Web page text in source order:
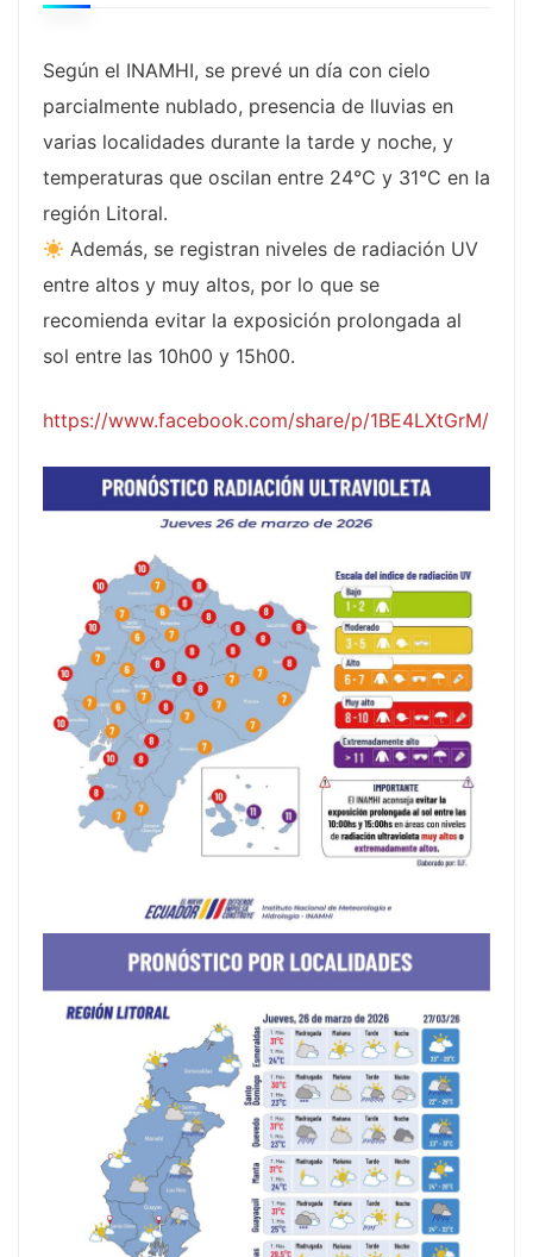
Según el INAMHI, se prevé un día con cielo
parcialmente nublado, presencia de lluvias en
varias localidades durante la tarde y noche, y
temperaturas que oscilan entre 24°C y 31°C en la
región Litoral.
Además, se registran niveles de radiación UV
entre altos y muy altos, por lo que se
recomienda evitar la exposición prolongada al
sol entre las 10h00 y 15h00.
https://www.facebook.com/share/p/1BE4LXtGrM/